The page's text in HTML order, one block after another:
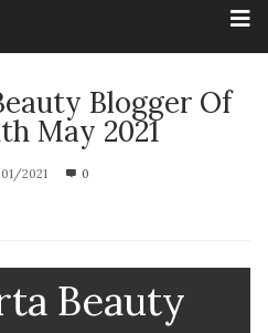
Blogger Of
May 2021
2021 0
Beauty